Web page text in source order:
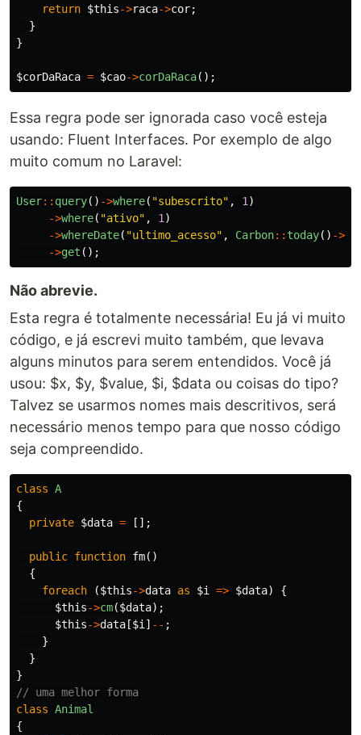
return $this->raca->cor;
}
}
$corDaRaca = $cao->corDaRaca();
Essa regra pode ser ignorada caso você esteja
usando: Fluent Interfaces. Por exemplo de algo
muito comum no Laravel:
User:: query() ->where( "subescrito" , 1 )
->where( "ativo" , 1 )
->whereDate( "ultimo_acesso" , Carbon:: today() ->
->get ();
Não abrevie.
Esta regra é totalmente necessária! Eu já vi muito
código, e já escrevi muito também, que levava
alguns minutos para serem entendidos. Você já
usou: $x, $y, $value, $i, $data ou coisas do tipo?
Talvez se usarmos nomes mais descritivos, será
necessário menos tempo para que nosso código
seja compreendido.
class A
{
private $data = [];
public function fm()
{
foreach
($this->data as $i => $data)
{
$this->cm($data);
$this->data [$i ] -- ;
}
}
}
// uma melhor forma
class Animal
{